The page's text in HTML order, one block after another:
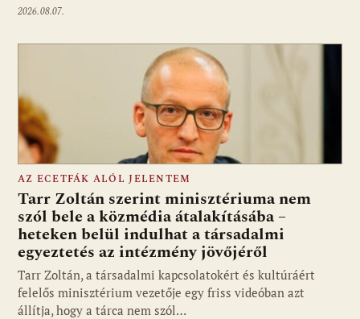
2026.08.07.
Fotó: media1.hu
AZ ECETFÁK ALÓL JELENTEM
Tarr Zoltán szerint minisztériuma nem
szól bele a közmédia átalakításába –
heteken belül indulhat a társadalmi
egyeztetés az intézmény jövőjéről
Tarr Zoltán, a társadalmi kapcsolatokért és kultúráért
felelős minisztérium vezetője egy friss videóban azt
állítja, hogy a tárca nem szól…